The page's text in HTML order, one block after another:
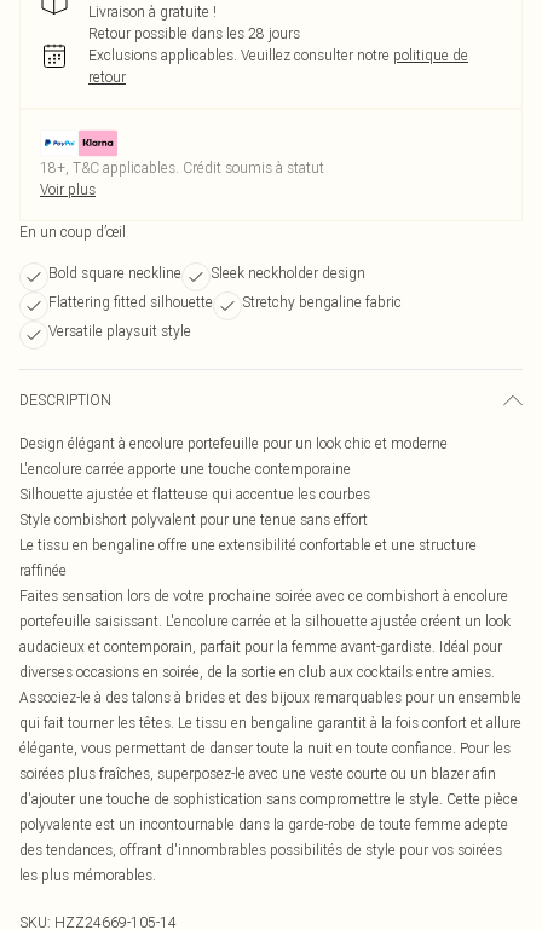
Livraison à gratuite !
Retour possible dans les 28 jours
Exclusions applicables. Veuillez consulter notre politique de
retour
18+, T&C applicables. Crédit soumis à statut
Voir plus
En un coup d’œil
Bold square neckline
Sleek neckholder design
Flattering fitted silhouette
Stretchy bengaline fabric
Versatile playsuit style
DESCRIPTION
Design élégant à encolure portefeuille pour un look chic et moderne
L'encolure carrée apporte une touche contemporaine
Silhouette ajustée et flatteuse qui accentue les courbes
Style combishort polyvalent pour une tenue sans effort
Le tissu en bengaline offre une extensibilité confortable et une structure
raffinée
Faites sensation lors de votre prochaine soirée avec ce combishort à encolure
portefeuille saisissant. L'encolure carrée et la silhouette ajustée créent un look
audacieux et contemporain, parfait pour la femme avant-gardiste. Idéal pour
diverses occasions en soirée, de la sortie en club aux cocktails entre amies.
Associez-le à des talons à brides et des bijoux remarquables pour un ensemble
qui fait tourner les têtes. Le tissu en bengaline garantit à la fois confort et allure
élégante, vous permettant de danser toute la nuit en toute confiance. Pour les
soirées plus fraîches, superposez-le avec une veste courte ou un blazer afin
d'ajouter une touche de sophistication sans compromettre le style. Cette pièce
polyvalente est un incontournable dans la garde-robe de toute femme adepte
des tendances, offrant d'innombrables possibilités de style pour vos soirées
les plus mémorables.
SKU: HZZ24669-105-14